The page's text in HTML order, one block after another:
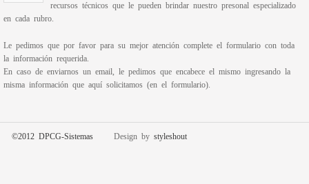
recursos técnicos que le pueden brindar nuestro presonal especializado
en cada rubro.
Le pedimos que por favor para su mejor atención complete el formulario con toda
la información requerida.
En caso de enviarnos un email, le pedimos que encabece el mismo ingresando la
misma información que aquí solicitamos (en el formulario).
©2012 DPCG-Sistemas Design by styleshout